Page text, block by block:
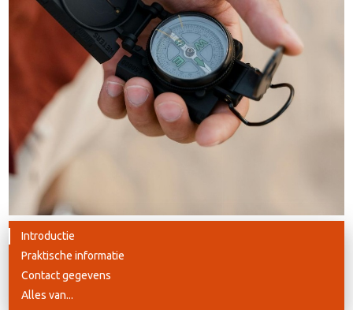
Introductie
Praktische informatie
Contact gegevens
Alles van...